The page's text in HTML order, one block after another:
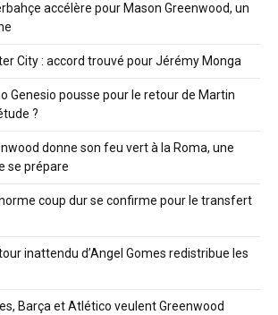
accélère pour Mason Greenwood, un
City : accord trouvé pour Jérémy Monga
Genesio pousse pour le retour de Martin
?
donne son feu vert à la Roma, une
se prépare
coup dur se confirme pour le transfert
inattendu d’Angel Gomes redistribue les
Barça et Atlético veulent Greenwood